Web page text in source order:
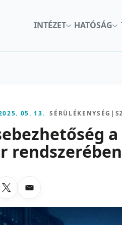
INTÉZET
HATÓSÁG
05. 13. SÉRÜLÉKENYSÉG |
a
rendszerében
LinkedInen
Megosztas X-en
Megosztas emailben